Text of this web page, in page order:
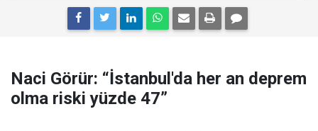
Naci Görür: “İstanbul'da her an deprem
olma riski yüzde 47”